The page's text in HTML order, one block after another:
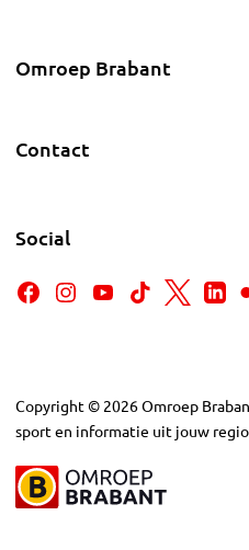
Omroep Brabant
Contact
Social
Copyright © 2026Omroep
sport en informatie uit jouw